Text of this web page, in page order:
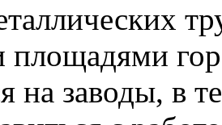
площадями
на заводы, в